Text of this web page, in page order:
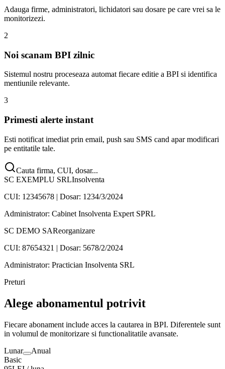
Adauga firme, administratori, lichidatori sau dosare pe care vrei sa le
monitorizezi.
2
Noi scanam BPI zilnic
Sistemul nostru proceseaza automat fiecare editie a BPI si identifica
mentiunile relevante.
3
Primesti alerte instant
Esti notificat imediat prin email, push sau SMS cand apar modificari
pe entitatile tale.
Cauta firma, CUI, dosar...
SC EXEMPLU SRLInsolventa
CUI: 12345678 | Dosar: 1234/3/2024
Administrator: Cabinet Insolventa Expert SPRL
SC DEMO SAReorganizare
CUI: 87654321 | Dosar: 5678/2/2024
Administrator: Practician Insolventa SRL
Preturi
Alege abonamentul potrivit
Fiecare abonament include acces la cautarea in BPI. Diferentele sunt
in volumul de monitorizare si functionalitatile avansate.
Lunar
Anual
Basic